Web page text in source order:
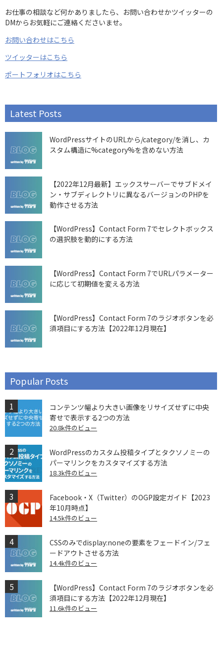
お仕事の相談など何かありましたら、お問い合わせかツイッターの
DMからお気軽にご連絡くださいませ。
お問い合わせはこちら
ツイッターはこちら
ポートフォリオはこちら
Latest Posts
WordPressサイトのURLから/category/を消し、カ
スタム構造に%category%を含めない方法
【2022年12月最新】エックスサーバーでサブドメイ
ン・サブディレクトリに異なるバージョンのPHPを
動作させる方法
【WordPress】Contact Form 7でセレクトボックス
の選択肢を動的にする方法
【WordPress】Contact Form 7でURLパラメーター
に応じて初期値を変える方法
【WordPress】Contact Form 7のラジオボタンを必
須項目にする方法【2022年12月現在】
Popular Posts
コンテンツ幅より大きい画像をリサイズせずに中央
寄せで表示する2つの方法
20.8k件のビュー
WordPressのカスタム投稿タイプとタクソノミーの
パーマリンクをカスタマイズする方法
18.3k件のビュー
Facebook・X（Twitter）のOGP設定ガイド【2023
年10月時点】
14.5k件のビュー
CSSのみでdisplay:noneの要素をフェードイン/フェ
ードアウトさせる方法
14.4k件のビュー
【WordPress】Contact Form 7のラジオボタンを必
須項目にする方法【2022年12月現在】
11.6k件のビュー